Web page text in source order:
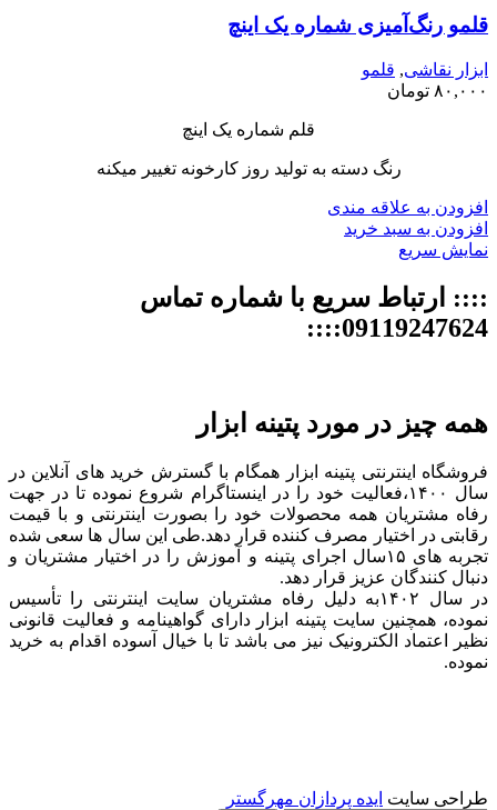
قلمو رنگ‌آمیزی شماره یک اینچ
ابزار نقاشی, قلمو
۸۰,۰۰۰ تومان
قلم شماره یک اینچ
رنگ دسته به تولید روز کارخونه تغییر میکنه
افزودن به علاقه مندی
افزودن به سبد خرید
نمایش سریع
:::: ارتباط سریع با شماره تماس
09119247624::::
همه چیز در مورد پتینه ابزار
فروشگاه اینترنتی پتینه ابزار همگام با گسترش خرید های آنلاین در
سال ۱۴۰۰،فعالیت خود را در اینستاگرام شروع نموده تا در جهت
رفاه مشتریان همه محصولات خود را بصورت اینترنتی و با قیمت
رقابتی در اختیار مصرف کننده قرار دهد.طی این سال ها سعی شده
تجربه های ۱۵سال اجرای پتینه و آموزش را در اختیار مشتریان و
دنبال کنندگان عزیز قرار دهد.
در سال ۱۴۰۲به دلیل رفاه مشتریان سایت اینترنتی را تأسیس
نموده، همچنین سایت پتینه ابزار دارای گواهینامه و فعالیت قانونی
نظیر اعتماد الکترونیک نیز می باشد تا با خیال آسوده اقدام به خرید
نموده.
طراحی سایت ایده پردازان مهرگستر